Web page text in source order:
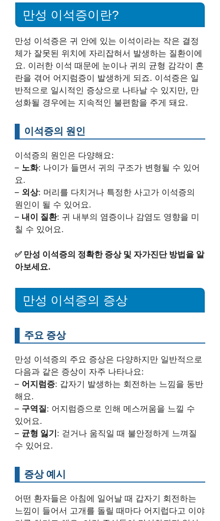
만성 이석증이란?
만성 이석증은 귀 안에 있는 이석이라는 작은 결정
체가 잘못된 위치에 자리잡혀서 발생하는 질환이에
요. 이러한 이석 때문에 눈이나 귀의 균형 감각이 혼
란을 겪어 어지럼증이 발생하게 되죠. 이석증은 일
반적으로 일시적인 증상으로 나타날 수 있지만, 만
성화될 경우에는 지속적인 불편함을 주게 돼요.
이석증의 원인
이석증의 원인은 다양해요:
– 노화: 나이가 들면서 귀의 구조가 변형될 수 있어
요.
– 외상: 머리를 다치거나 특정한 사고가 이석증의
원인이 될 수 있어요.
– 내이 질환: 귀 내부의 염증이나 감염도 영향을 미
칠 수 있어요.
✅ 만성 이석증의 정확한 증상 및 자가진단 방법을 알
아보세요.
만성 이석증의 증상
주요 증상
만성 이석증의 주요 증상은 다양하지만 일반적으로
다음과 같은 증상이 자주 나타나요:
– 어지럼증: 갑자기 발생하는 회전하는 느낌을 동반
해요.
– 구역질: 어지럼증으로 인해 메스꺼움을 느낄 수
있어요.
– 균형 잃기: 걷거나 움직일 때 불안정하게 느껴질
수 있어요.
증상 예시
어떤 환자들은 아침에 일어날 때 갑자기 회전하는
느낌이 들어서 고개를 돌릴 때마다 어지럽다고 이야